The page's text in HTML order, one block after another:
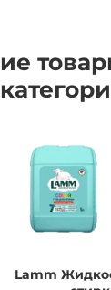
Lamm